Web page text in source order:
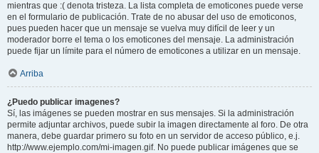
mientras que :( denota tristeza. La lista completa de emoticones puede verse
en el formulario de publicación. Trate de no abusar del uso de emoticonos,
pues pueden hacer que un mensaje se vuelva muy difícil de leer y un
moderador borre el tema o los emoticones del mensaje. La administración
puede fijar un límite para el número de emoticones a utilizar en un mensaje.
Arriba
¿Puedo publicar imagenes?
Sí, las imágenes se pueden mostrar en sus mensajes. Si la administración
permite adjuntar archivos, puede subir la imagen directamente al foro. De otra
manera, debe guardar primero su foto en un servidor de acceso público, e.j.
http://www.ejemplo.com/mi-imagen.gif. No puede publicar imágenes que se